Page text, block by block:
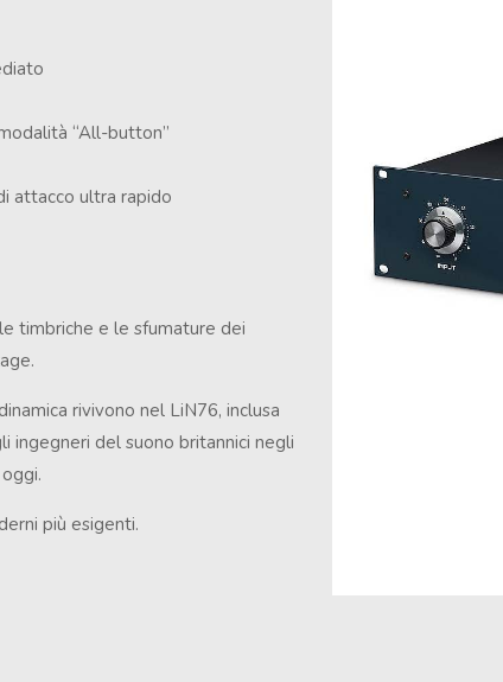
“All-button”
attacco ultra rapido
timbriche e le sfumature dei
rivivono nel LiN76, inclusa
ingegneri del suono britannici negli
più esigenti.